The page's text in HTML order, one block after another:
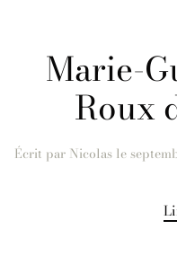
Marie-
Roux
Écrit par Nicolas le